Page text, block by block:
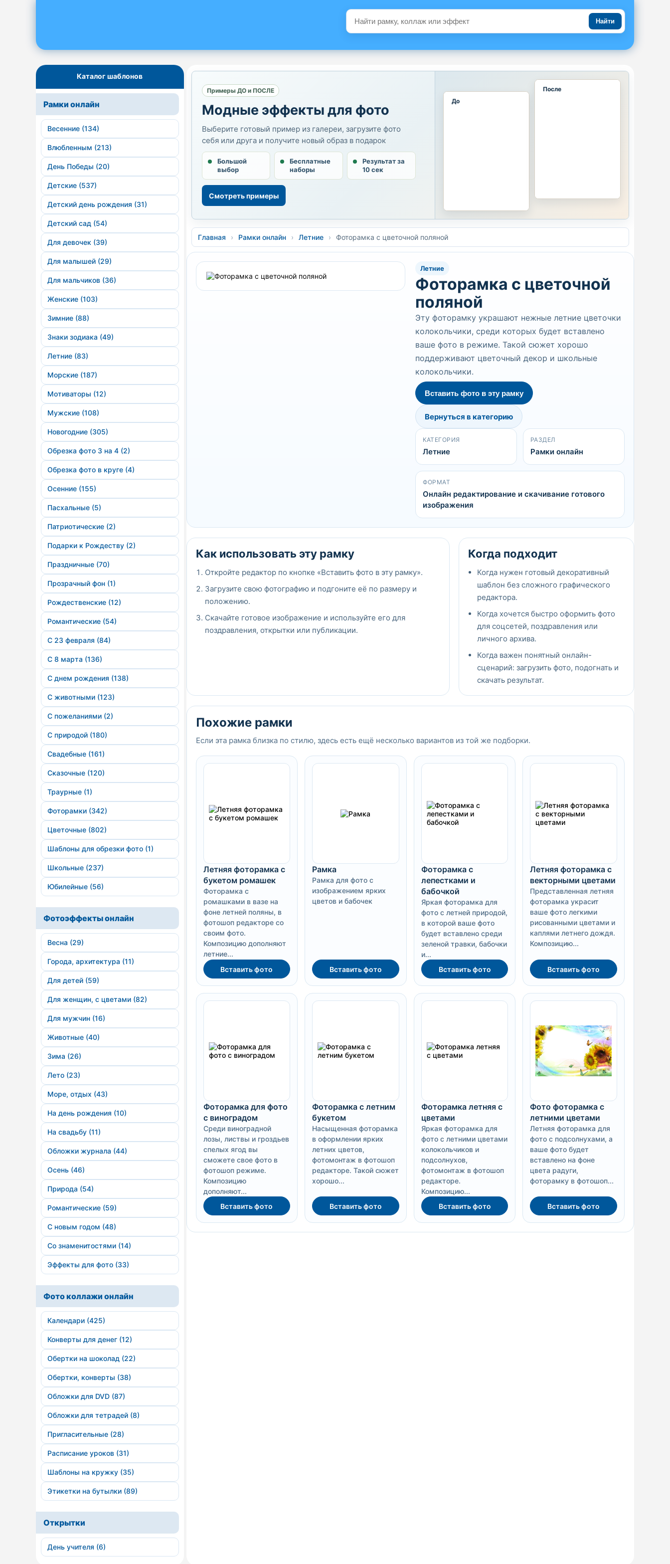
Найти
Каталог шаблонов
Рамки онлайн
Весенние (134)
Влюбленным (213)
День Победы (20)
Детские (537)
Детский день рождения (31)
Детский сад (54)
Для девочек (39)
Для малышей (29)
Для мальчиков (36)
Женские (103)
Зимние (88)
Знаки зодиака (49)
Летние (83)
Морские (187)
Мотиваторы (12)
Мужские (108)
Новогодние (305)
Обрезка фото 3 на 4 (2)
Обрезка фото в круге (4)
Осенние (155)
Пасхальные (5)
Патриотические (2)
Подарки к Рождеству (2)
Праздничные (70)
Прозрачный фон (1)
Рождественские (12)
Романтические (54)
С 23 февраля (84)
С 8 марта (136)
С днем рождения (138)
С животными (123)
С пожеланиями (2)
С природой (180)
Свадебные (161)
Сказочные (120)
Траурные (1)
Фоторамки (342)
Цветочные (802)
Шаблоны для обрезки фото (1)
Школьные (237)
Юбилейные (56)
Фотоэффекты онлайн
Весна (29)
Города, архитектура (11)
Для детей (59)
Для женщин, с цветами (82)
Для мужчин (16)
Животные (40)
Зима (26)
Лето (23)
Море, отдых (43)
На день рождения (10)
На свадьбу (11)
Обложки журнала (44)
Осень (46)
Природа (54)
Романтические (59)
С новым годом (48)
Со знаменитостями (14)
Эффекты для фото (33)
Фото коллажи онлайн
Календари (425)
Конверты для денег (12)
Обертки на шоколад (22)
Обертки, конверты (38)
Обложки для DVD (87)
Обложки для тетрадей (8)
Пригласительные (28)
Расписание уроков (31)
Шаблоны на кружку (35)
Этикетки на бутылки (89)
Открытки
День учителя (6)
Примеры ДО и ПОСЛЕ
Модные эффекты для фото
Выберите готовый пример из галереи, загрузите фото
себя или друга и получите новый образ в подарок
Большой
выбор
Бесплатные
наборы
Результат за
10 сек
Смотреть примеры
До
После
Главная › Рамки онлайн › Летние › Фоторамка с цветочной поляной
Летние
Фоторамка с цветочной
поляной
Эту фоторамку украшают нежные летние цветочки
колокольчики, среди которых будет вставлено
ваше фото в режиме. Такой сюжет хорошо
поддерживают цветочный декор и школьные
колокольчики.
Вставить фото в эту рамку
Вернуться в категорию
КАТЕГОРИЯ
Летние
РАЗДЕЛ
Рамки онлайн
ФОРМАТ
Онлайн редактирование и скачивание готового
изображения
Как использовать эту рамку
Откройте редактор по кнопке «Вставить фото в эту рамку».
Загрузите свою фотографию и подгоните её по размеру и
положению.
Скачайте готовое изображение и используйте его для
поздравления, открытки или публикации.
Когда подходит
Когда нужен готовый декоративный
шаблон без сложного графического
редактора.
Когда хочется быстро оформить фото
для соцсетей, поздравления или
личного архива.
Когда важен понятный онлайн-
сценарий: загрузить фото, подогнать и
скачать результат.
Похожие рамки
Если эта рамка близка по стилю, здесь есть ещё несколько вариантов из той же подборки.
Летняя фоторамка с
букетом ромашек
Фоторамка с
ромашками в вазе на
фоне летней поляны, в
фотошоп редакторе со
своим фото.
Композицию дополняют
летние...
Вставить фото
Рамка
Рамка для фото с
изображением ярких
цветов и бабочек
Вставить фото
Фоторамка с
лепестками и
бабочкой
Яркая фоторамка для
фото с летней природой,
в которой ваше фото
будет вставлено среди
зеленой травки, бабочки
и...
Вставить фото
Летняя фоторамка с
векторными цветами
Представленная летняя
фоторамка украсит
ваше фото легкими
рисованными цветами и
каплями летнего дождя.
Композицию...
Вставить фото
Фоторамка для фото
с виноградом
Среди виноградной
лозы, листвы и гроздьев
спелых ягод вы
сможете свое фото в
фотошоп режиме.
Композицию
дополняют...
Вставить фото
Фоторамка с летним
букетом
Насыщенная фоторамка
в оформлении ярких
летних цветов,
фотомонтаж в фотошоп
редакторе. Такой сюжет
хорошо...
Вставить фото
Фоторамка летняя с
цветами
Яркая фоторамка для
фото с летними цветами
колокольчиков и
подсолнухов,
фотомонтаж в фотошоп
редакторе.
Композицию...
Вставить фото
Фото фоторамка с
летними цветами
Летняя фоторамка для
фото с подсолнухами, а
ваше фото будет
вставлено на фоне
цвета радуги,
фоторамку в фотошоп...
Вставить фото